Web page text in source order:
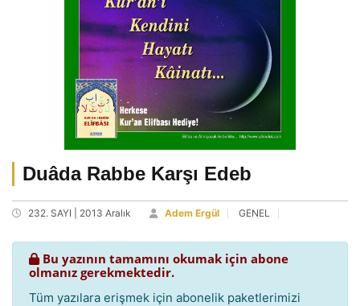
Duâda Rabbe Karşı Edeb
232. SAYI | 2013 Aralık Adem Ergül GENEL
Bu yazının tamamını okumak için abone
olmanız gerekmektedir.
Tüm yazılara erişmek için abonelik paketlerimizi